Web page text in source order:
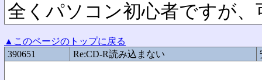
全くパソコン初心者ですが
▲このページのトップに戻る
390651
Re:CD-R読み込まない